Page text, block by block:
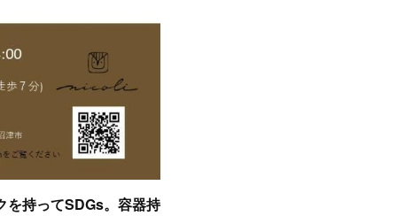
を持ってSDGs。容器持